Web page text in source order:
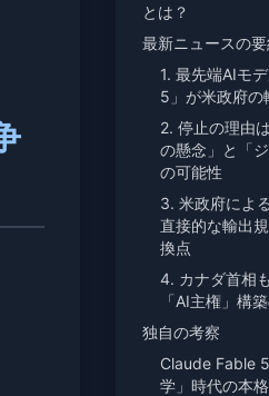
とは？
最新ニュースの要
1. 最先端AIモ
5」が米政府の
2. 停止の理由
の懸念」と「
の可能性
3. 米政府によ
直接的な輸出
換点
4. カナダ首相
「AI主権」構
独自の考察
Claude Fable
学」時代の本